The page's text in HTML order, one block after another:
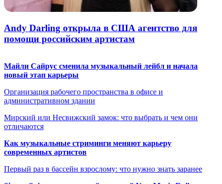
Andy Darling открыла в США агентство для
помощи российским артистам
Майли Сайрус сменила музыкальный лейбл и начала
новый этап карьеры
Организация рабочего пространства в офисе и
административном здании
Мирский или Несвижский замок: что выбрать и чем они
отличаются
Как музыкальные стриминги меняют карьеру
современных артистов
Первый раз в бассейн взрослому: что нужно знать заранее